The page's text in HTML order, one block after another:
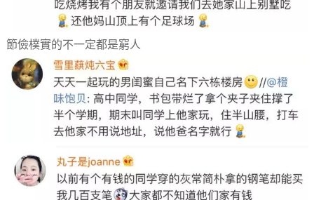
節儉樸實的不一定都是窮人